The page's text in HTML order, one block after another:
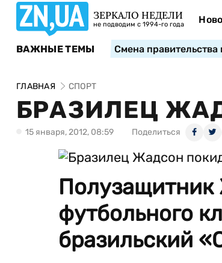
ЗЕРКАЛО НЕДЕЛИ
не подводим с 1994-го года
ВАЖНЫЕ ТЕМЫ Смена правительства
ГЛАВНАЯ СПОРТ
БРАЗИЛЕЦ
15 января, 2012, 08:59 Поделиться
Полузащитник
футбольного
бразильский